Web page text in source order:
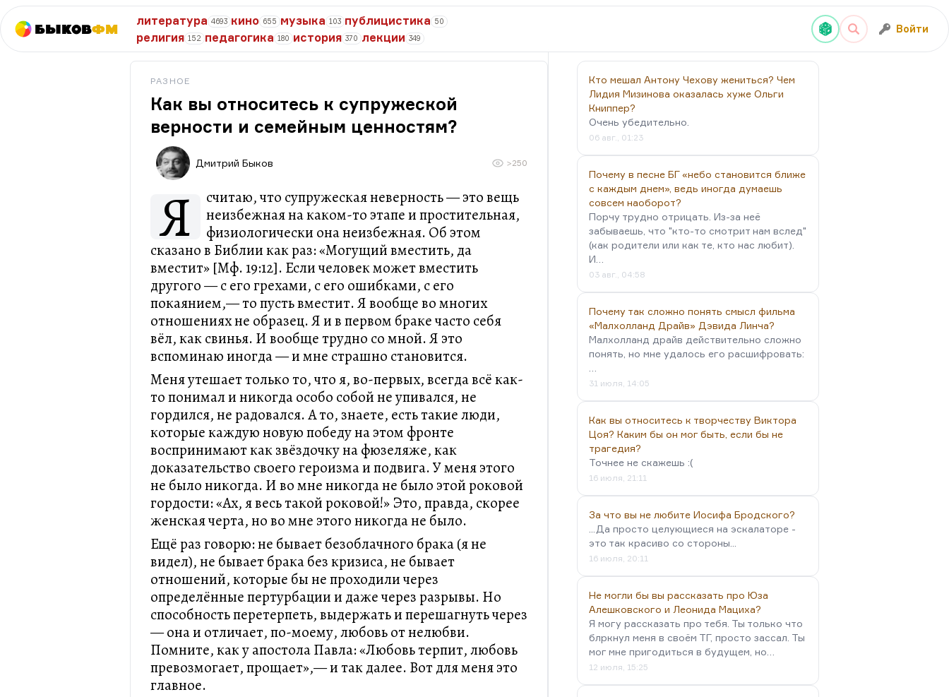
БыковФМ
литература 4693 кино 655 музыка 103 публицистика 50
религия 152 педагогика 180 история 370 лекции 349
Войти
РАЗНОЕ
Как вы относитесь к супружеской
верности и семейным ценностям?
Дмитрий Быков >250
Я
считаю, что супружеская неверность — это вещь
неизбежная на каком-то этапе и простительная,
физиологически она неизбежная. Об этом
сказано в Библии как раз: «Могущий вместить, да
вместит» [Мф. 19:12]. Если человек может вместить
другого — с его грехами, с его ошибками, с его
покаянием,— то пусть вместит. Я вообще во многих
отношениях не образец. Я и в первом браке часто себя
вёл, как свинья. И вообще трудно со мной. Я это
вспоминаю иногда — и мне страшно становится.
Меня утешает только то, что я, во-первых, всегда всё как-
то понимал и никогда особо собой не упивался, не
гордился, не радовался. А то, знаете, есть такие люди,
которые каждую новую победу на этом фронте
воспринимают как звёздочку на фюзеляже, как
доказательство своего героизма и подвига. У меня этого
не было никогда. И во мне никогда не было этой роковой
гордости: «Ах, я весь такой роковой!» Это, правда, скорее
женская черта, но во мне этого никогда не было.
Ещё раз говорю: не бывает безоблачного брака (я не
видел), не бывает брака без кризиса, не бывает
отношений, которые бы не проходили через
определённые пертурбации и даже через разрывы. Но
способность перетерпеть, выдержать и перешагнуть через
— она и отличает, по-моему, любовь от нелюбви.
Помните, как у апостола Павла: «Любовь терпит, любовь
превозмогает, прощает»,— и так далее. Вот для меня это
главное.
Кто мешал Антону Чехову жениться? Чем
Лидия Мизинова оказалась хуже Ольги
Книппер?
Очень убедительно.
06 авг., 01:23
Почему в песне БГ «небо становится ближе
с каждым днем», ведь иногда думаешь
совсем наоборот?
Порчу трудно отрицать. Из-за неё
забываешь, что "кто-то смотрит нам вслед"
(как родители или как те, кто нас любит).
И…
03 авг., 04:58
Почему так сложно понять смысл фильма
«Малхолланд Драйв» Дэвида Линча?
Малхолланд драйв действительно сложно
понять, но мне удалось его расшифровать:
31 июля, 14:05
Как вы относитесь к творчеству Виктора
Цоя? Каким бы он мог быть, если бы не
трагедия?
Точнее не скажешь :(
16 июля, 21:11
За что вы не любите Иосифа Бродского?
...Да просто целующиеся на эскалаторе -
это так красиво со стороны...
16 июля, 20:11
Не могли бы вы рассказать про Юза
Алешковского и Леонида Мациха?
Я могу рассказать про тебя. Ты только что
блркнул меня в своём ТГ, просто зассал. Ты
мог мне пригодиться в будущем, но…
12 июля, 15:25